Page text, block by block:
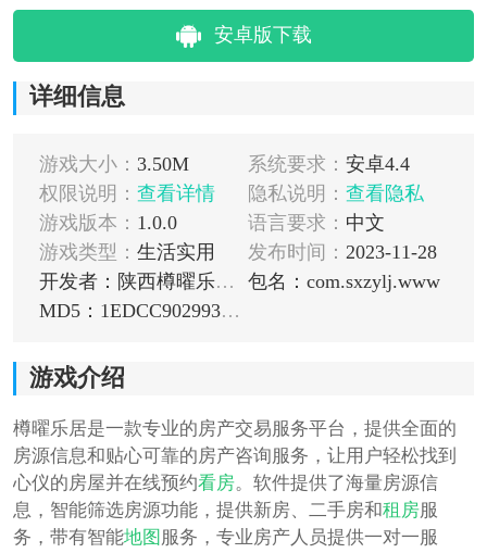
安卓版下载
详细信息
游戏大小： 3.50M 系统要求： 安卓4.4
权限说明： 查看详情 隐私说明： 查看隐私
游戏版本： 1.0.0 语言要求： 中文
游戏类型： 生活实用 发布时间： 2023-11-28
开发者：陕西樽曜乐居商务服务有限公司
包名：com.sxzylj.www
MD5：1EDCC902993B05CFE934DBA2123011DE
游戏介绍
樽曜乐居是一款专业的房产交易服务平台，提供全面的
房源信息和贴心可靠的房产咨询服务，让用户轻松找到
心仪的房屋并在线预约看房。软件提供了海量房源信
息，智能筛选房源功能，提供新房、二手房和租房服
务，带有智能地图 服务，专业房产人员提供一对一服